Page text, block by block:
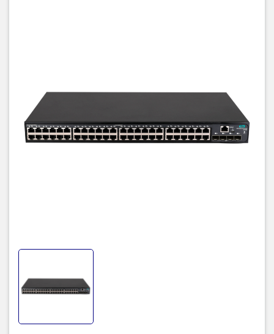
Dimensions
17.32(w) x 9.04(d) x 1.72(h) in (44 x 23 x
4.36 cm) (1U height)
Performance